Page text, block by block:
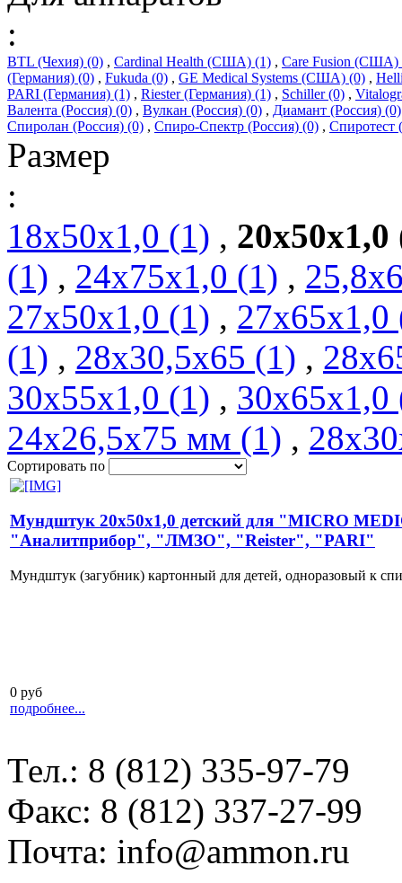
:
BTL (Чехия) (0) , Cardinal Health (США) (1) , Care Fusion (США)
(Германия) (0) , Fukuda (0) , GE Medical Systems (США) (0) ,
PARI (Германия) (1) , Riester (Германия) (1) , Schiller (0) ,
Валента (Россия) (0) , Вулкан (Россия) (0) , Диамант (Россия) (0)
Спиролан (Россия) (0) , Спиро-Спектр (Россия) (0) , Спиротест
Размер
:
18х50х1,0 (1) , 20х50х1,0
(1) , 24х75х1,0 (1) ,
27х50х1,0 (1) , 27х65х1,0
(1) , 28х30,5х65 (1) ,
30х55х1,0 (1) , 30х65х1,0
24х26,5х75 мм (1) ,
Сортировать по
Мундштук 20х50х1,0 детский для "MICRO
"Аналитприбор", "ЛМЗО", "Reister", "PARI"
Мундштук (загубник) картонный для детей, одноразовый к
0 руб
подробнее...
Тел.: 8 (812) 335-97-79
Факс: 8 (812) 337-27-99
Почта: info@ammon.ru